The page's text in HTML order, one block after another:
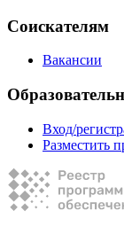
Соискателям
Вакансии
Вход/
Разместить